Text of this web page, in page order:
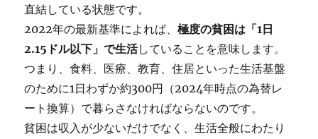
直結している状態です。
2022年の最新基準によれば、極度の貧困は「1日
2.15ドル以下」で生活していることを意味します。
つまり、食料、医療、教育、住居といった生活基盤
のために1日わずか約300円（2024年時点の為替レ
ート換算）で暮らさなければならないのです。
貧困は収入が少ないだけでなく、生活全般にわたり